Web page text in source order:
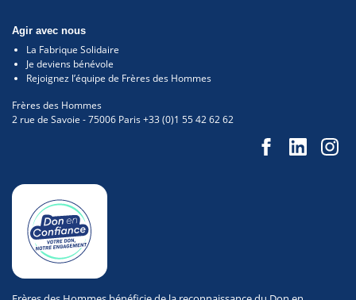
Agir avec nous
La Fabrique Solidaire
Je deviens bénévole
Rejoignez l’équipe de Frères des Hommes
Frères des Hommes
2 rue de Savoie -75006 Paris+33 (0)1 55 42 62 62